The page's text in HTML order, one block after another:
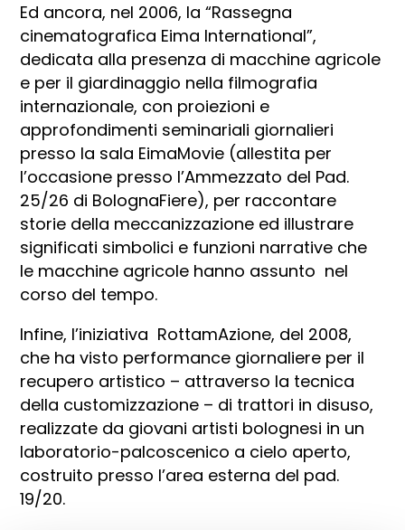
Ed ancora, nel 2006, la “Rassegna
cinematografica Eima International”,
dedicata alla presenza di macchine agricole
e per il giardinaggio nella filmografia
internazionale, con proiezioni e
approfondimenti seminariali giornalieri
presso la sala EimaMovie (allestita per
l’occasione presso l’Ammezzato del Pad.
25/26 di BolognaFiere), per raccontare
storie della meccanizzazione ed illustrare
significati simbolici e funzioni narrative che
le macchine agricole hanno assunto nel
corso del tempo.
Infine, l’iniziativa RottamAzione, del 2008,
che ha visto performance giornaliere per il
recupero artistico – attraverso la tecnica
della customizzazione – di trattori in disuso,
realizzate da giovani artisti bolognesi in un
laboratorio-palcoscenico a cielo aperto,
costruito presso l’area esterna del pad.
19/20.